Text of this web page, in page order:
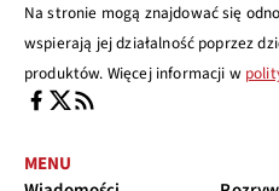
Na stronie mogą znajdować się
wspierają jej działalność poprzez
produktów. Więcej informacji w
MENU